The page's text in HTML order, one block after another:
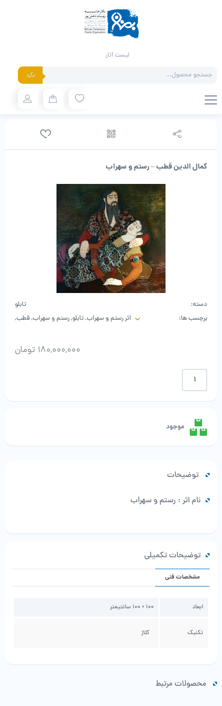
لیست آثار
search بگرد
کمال الدین قطب – رستم و سهراب
دسته:
تابلو
برچسب ها:
اثر رستم و سهراب,تابلو,رستم و سهراب,قطب,
180,000,000 تومان
کمال
الدین
قطب
سهراب
عدد
موجود
توضیحات
نام اثر : رستم و سهراب
توضیحات تکمیلی
مشخصات فنی
ابعاد 100 × 100 سانتیمتر
تکنیک کلاژ
محصولات مرتبط